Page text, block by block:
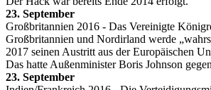
23. September
Großbritannien 2016 - Das Vereinigte
Großbritannien und Nordirland werde
2017 seinen Austritt aus der Europäischen
Das hatte Außenminister Boris Johnson
23. September